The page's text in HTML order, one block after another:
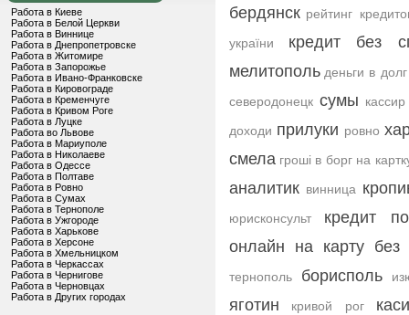
Работа в Киеве
Работа в Белой Церкви
Работа в Виннице
Работа в Днепропетровске
Работа в Житомире
Работа в Запорожье
Работа в Ивано-Франковске
Работа в Кировограде
Работа в Кременчуге
Работа в Кривом Роге
Работа в Луцке
Работа во Львове
Работа в Мариуполе
Работа в Николаеве
Работа в Одессе
Работа в Полтаве
Работа в Ровно
Работа в Сумах
Работа в Тернополе
Работа в Ужгороде
Работа в Харькове
Работа в Херсоне
Работа в Хмельницком
Работа в Черкассах
Работа в Чернигове
Работа в Черновцах
Работа в Других городах
бердянск рейтинг
україни
кредит без
мелитополь деньги в долг
северодонецк сумы кассир
доходи прилуки ровно
смела гроші в борг на
аналитик винница
юрисконсульт
кредит
онлайн на карту без
тернополь борисполь
яготин кривой рог